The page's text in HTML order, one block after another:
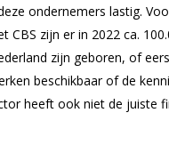
ondernemers lastig.
zijn er in 2022 ca.
zijn geboren, of
beschikbaar of de
heeft ook niet de juiste